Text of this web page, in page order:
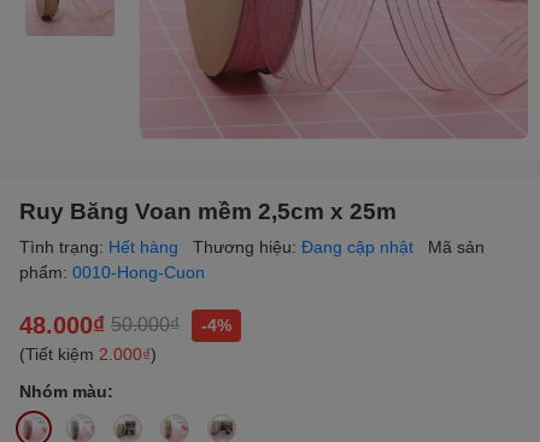
Ruy Băng Voan mềm 2,5cm x 25m
Tình trạng: Hết hàng Thương hiệu: Đang cập nhật
Mã sản
phẩm: 0010-Hong-Cuon
48.000₫ 50.000₫
-4%
(Tiết kiệm 2.000₫)
Nhóm màu: